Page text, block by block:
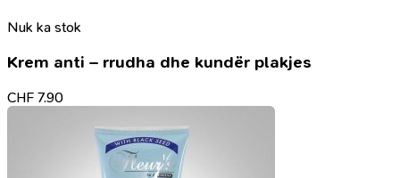
Nuk ka stok
Krem anti – rrudha dhe kundër plakjes
CHF 7.90